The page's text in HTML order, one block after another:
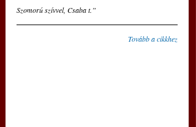
Szomorú szívvel, Csaba t.”
Tovább a cikkhez